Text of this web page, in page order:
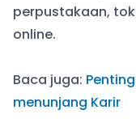
perpustakaan,
online.
Baca juga:
menunjang Karir